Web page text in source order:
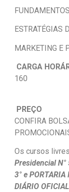
ESTRATÉGIAS
MARKETING E
CARGA
160
PREÇO
CONFIRA
Os cursos
Presidencial
3° e
DIÁRIO